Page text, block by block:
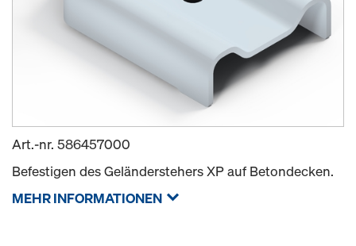
Art.-nr. 586457000
Befestigen des Geländerstehers XP auf Betondecken.
MEHR INFORMATIONEN